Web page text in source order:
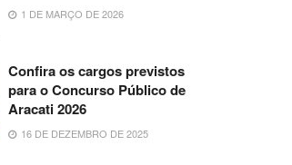
1 DE MARÇO DE 2026
Confira os cargos previstos
para o Concurso Público de
Aracati 2026
16 DE DEZEMBRO DE 2025